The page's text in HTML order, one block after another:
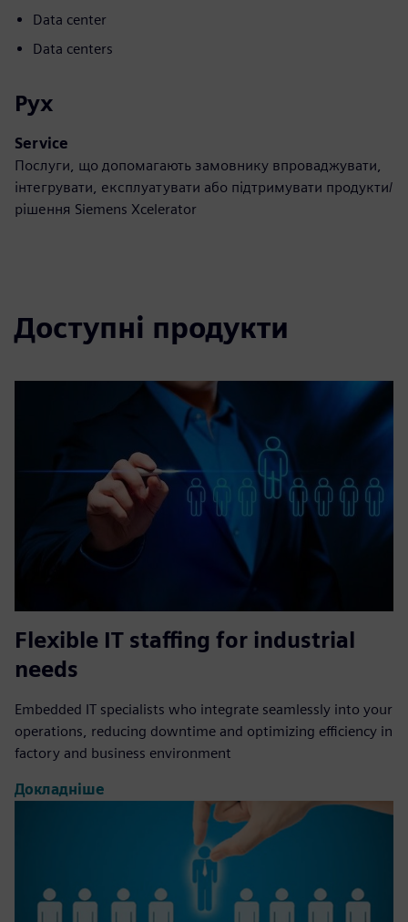
Data center
Data centers
Рух
Service
Послуги, що допомагають замовнику впроваджувати,
інтегрувати, експлуатувати або підтримувати продукти/
рішення Siemens Xcelerator
Доступні продукти
Flexible IT staffing for industrial
needs
Embedded IT specialists who integrate seamlessly into your
operations, reducing downtime and optimizing efficiency in
factory and business environment
Докладніше